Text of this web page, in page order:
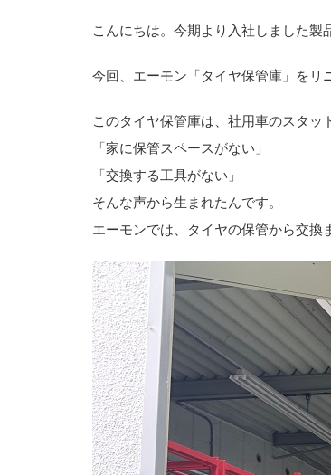
こんにちは。今期より入社しました製
今回、エーモン「タイヤ保管庫」をリ
このタイヤ保管庫は、社用車のスタ
「家に保管スペースがない」
「交換する工具がない」
そんな声から生まれたんです。
エーモンでは、タイヤの保管から交換